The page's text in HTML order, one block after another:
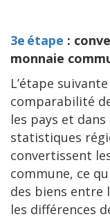
3e étape :
monnaie
L’étape
comparabilité
les pays et
statistiques
convertissent
commune, ce
des biens entre
les différences